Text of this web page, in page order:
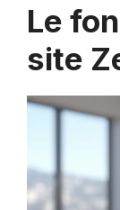
Le
site